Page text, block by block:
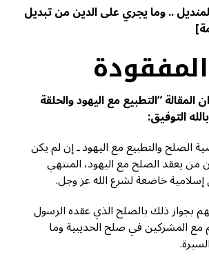
.. وما يجري على الدين من تبديل
]
المقالة “التطبيع مع اليهود والحلقة
التوفيق:
الصلح والتطبيع مع اليهود ـ إن لم يكن
من يعقد الصلح مع اليهود، المنتهي
إسلامية خاضعة لشرع الله عز وجل.
بجواز ذلك بالصلح الذي عقده الرسول
مع المشركين في صلح الحديبية وما